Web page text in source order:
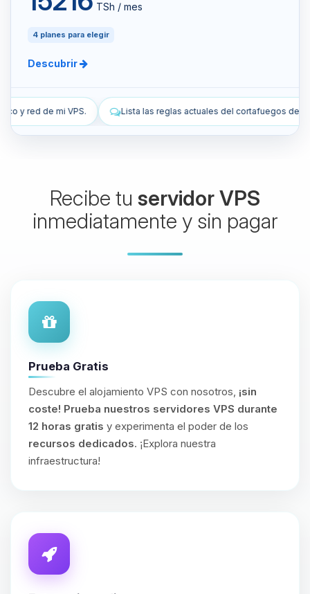
TSh / mes
4 planes para elegir
Descubrir
las reglas actuales del cortafuegos de mi VPS. Añade una
Recibe tu servidor VPS
inmediatamente y sin pagar
Prueba Gratis
Descubre el alojamiento VPS con nosotros, ¡sin
coste! Prueba nuestros servidores VPS durante
12 horas gratis y experimenta el poder de los
recursos dedicados. ¡Explora nuestra
infraestructura!